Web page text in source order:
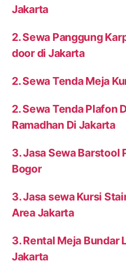
Jakarta
2. Sewa Panggung
door di Jakarta
2. Sewa Tenda Meja
2. Sewa Tenda Plafon
Ramadhan Di Jakarta
3. Jasa Sewa Barstool
Bogor
3. Jasa sewa Kursi
Area Jakarta
3. Rental Meja Bundar
Jakarta